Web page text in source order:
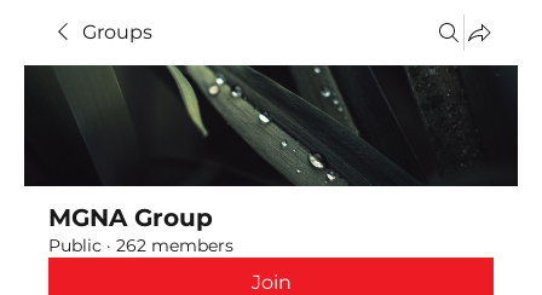
Groups
MGNA Group
Public · 262 members
Join